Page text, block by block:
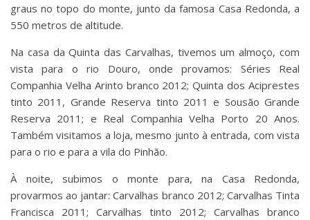
graus no topo do monte, junto da famosa Casa Redonda, a
550 metros de altitude.
Na casa da Quinta das Carvalhas, tivemos um almoço, com
vista para o rio Douro, onde provamos: Séries Real
Companhia Velha Arinto branco 2012; Quinta dos Aciprestes
tinto 2011, Grande Reserva tinto 2011 e Sousão Grande
Reserva 2011; e Real Companhia Velha Porto 20 Anos.
Também visitamos a loja, mesmo junto à entrada, com vista
para o rio e para a vila do Pinhão.
À noite, subimos o monte para, na Casa Redonda,
provarmos ao jantar: Carvalhas branco 2012; Carvalhas Tinta
Francisca 2011; Carvalhas tinto 2012; Carvalhas branco